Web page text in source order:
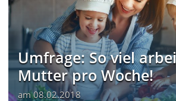
Umfrage: So viel
Mutter pro Woche!
am08.02.2018